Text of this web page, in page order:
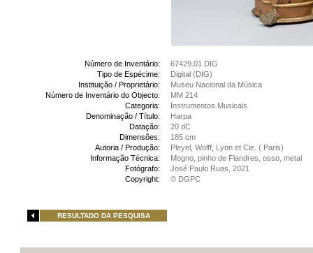
Número de Inventário:
67429.01 DIG
Tipo de Espécime:
Digital (DIG)
Instituição / Proprietário:
Museu Nacional da Música
Número de Inventário do Objecto:
MM 214
Categoria:
Instrumentos Musicais
Denominação / Título:
Harpa
Datação:
20 dC
Dimensões:
185 cm
Autoria / Produção:
Pleyel, Wolff, Lyon et Cie. ( Paris)
Informação Técnica:
Mogno, pinho de Flandres, osso, metal
Fotógrafo:
José Paulo Ruas, 2021
Copyright:
© DGPC
RESULTADO DA PESQUISA